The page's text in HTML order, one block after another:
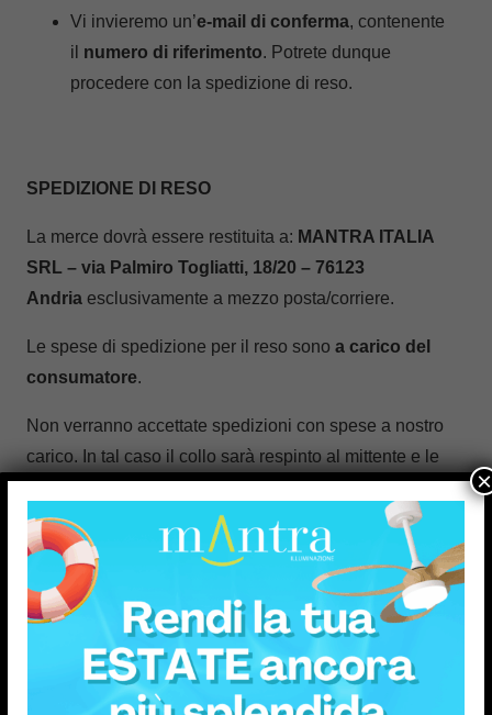
Vi invieremo un’e-mail di conferma, contenente
il numero di riferimento. Potrete dunque
procedere con la spedizione di reso.
SPEDIZIONE DI RESO
La merce dovrà essere restituita a: MANTRA ITALIA
SRL – via Palmiro Togliatti, 18/20 – 76123
Andria esclusivamente a mezzo posta/corriere.
Le spese di spedizione per il reso sono a carico del
consumatore.
Non verranno accettate spedizioni con spese a nostro
carico. In tal caso il collo sarà respinto al mittente e le
spedizioni (di andata e ritorno) saranno a totale carico
del consumatore.
La spedizione di reso è responsabilità del
consumatore.
Si consiglia di assicurare le spedizioni di reso.
La spedizione di reso dovrà essere
effettuataentro 14 giornidalla richiesta di reso.
×